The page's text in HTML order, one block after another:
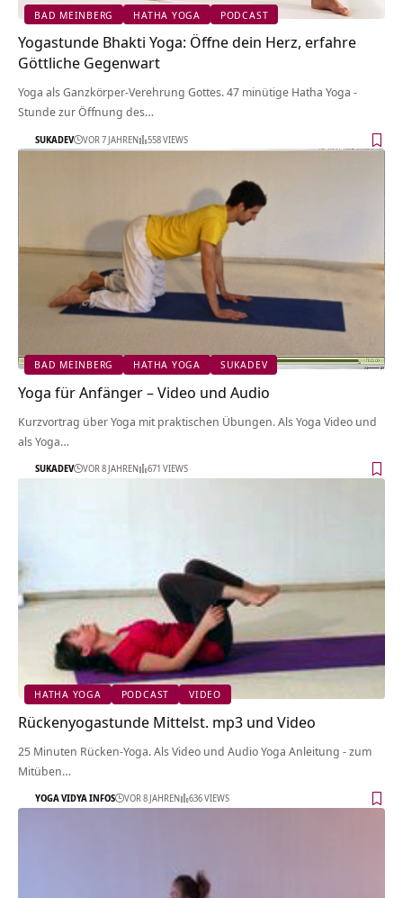
BAD MEINBERG HATHA YOGA PODCAST
Yogastunde Bhakti Yoga: Öffne dein Herz, erfahre
Göttliche Gegenwart
Yoga als Ganzkörper-Verehrung Gottes. 47 minütige Hatha Yoga -
Stunde zur Öffnung des…
SUKADEV VOR 7 JAHREN 558 VIEWS
BAD MEINBERG HATHA YOGA SUKADEV
Yoga für Anfänger – Video und Audio
Kurzvortrag über Yoga mit praktischen Übungen. Als Yoga Video und
als Yoga…
SUKADEV VOR 8 JAHREN 671 VIEWS
HATHA YOGA PODCAST VIDEO
Rückenyogastunde Mittelst. mp3 und Video
25 Minuten Rücken-Yoga. Als Video und Audio Yoga Anleitung - zum
Mitüben…
YOGA VIDYA INFOS VOR 8 JAHREN 636 VIEWS